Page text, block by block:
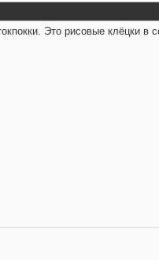
Это рисовые клёцки в